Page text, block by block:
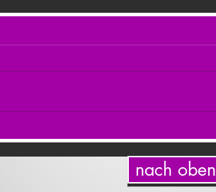
nach oben